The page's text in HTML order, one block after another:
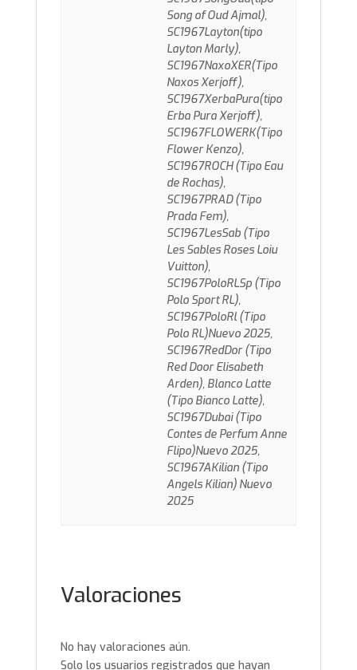
Song of Oud Ajmal),
SC1967Layton(tipo
Layton Marly),
SC1967NaxoXER(Tipo
Naxos Xerjoff),
SC1967XerbaPura(tipo
Erba Pura Xerjoff),
SC1967FLOWERK(Tipo
Flower Kenzo),
SC1967ROCH (Tipo Eau
de Rochas),
SC1967PRAD (Tipo
Prada Fem),
SC1967LesSab (Tipo
Les Sables Roses Loiu
Vuitton),
SC1967PoloRLSp (Tipo
Polo Sport RL),
SC1967PoloRl (Tipo
Polo RL)Nuevo 2025,
SC1967RedDor (Tipo
Red Door Elisabeth
Arden), Blanco Latte
(Tipo Bianco Latte),
SC1967Dubai (Tipo
Contes de Perfum Anne
Flipo)Nuevo 2025,
SC1967AKilian (Tipo
Angels Kilian) Nuevo
2025
Valoraciones
No hay valoraciones aún.
Solo los usuarios registrados que hayan